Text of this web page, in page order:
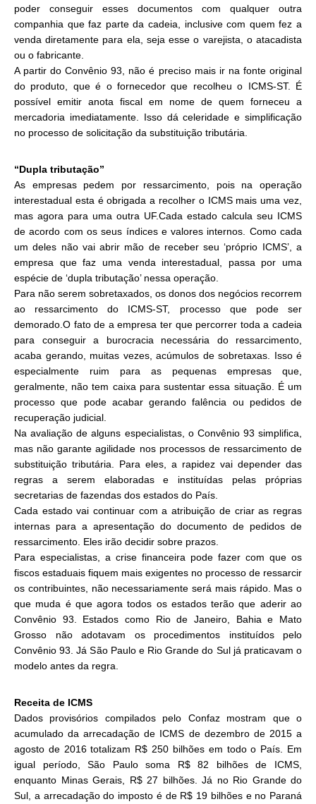
poder conseguir esses documentos com qualquer outra
companhia que faz parte da cadeia, inclusive com quem fez a
venda diretamente para ela, seja esse o varejista, o atacadista
ou o fabricante.
A partir do Convênio 93, não é preciso mais ir na fonte original
do produto, que é o fornecedor que recolheu o ICMS-ST. É
possível emitir anota fiscal em nome de quem forneceu a
mercadoria imediatamente. Isso dá celeridade e simplificação
no processo de solicitação da substituição tributária.
“Dupla tributação”
As empresas pedem por ressarcimento, pois na operação
interestadual esta é obrigada a recolher o ICMS mais uma vez,
mas agora para uma outra UF.Cada estado calcula seu ICMS
de acordo com os seus índices e valores internos. Como cada
um deles não vai abrir mão de receber seu ‘próprio ICMS’, a
empresa que faz uma venda interestadual, passa por uma
espécie de ‘dupla tributação’ nessa operação.
Para não serem sobretaxados, os donos dos negócios recorrem
ao ressarcimento do ICMS-ST, processo que pode ser
demorado.O fato de a empresa ter que percorrer toda a cadeia
para conseguir a burocracia necessária do ressarcimento,
acaba gerando, muitas vezes, acúmulos de sobretaxas. Isso é
especialmente ruim para as pequenas empresas que,
geralmente, não tem caixa para sustentar essa situação. É um
processo que pode acabar gerando falência ou pedidos de
recuperação judicial.
Na avaliação de alguns especialistas, o Convênio 93 simplifica,
mas não garante agilidade nos processos de ressarcimento de
substituição tributária. Para eles, a rapidez vai depender das
regras a serem elaboradas e instituídas pelas próprias
secretarias de fazendas dos estados do País.
Cada estado vai continuar com a atribuição de criar as regras
internas para a apresentação do documento de pedidos de
ressarcimento. Eles irão decidir sobre prazos.
Para especialistas, a crise financeira pode fazer com que os
fiscos estaduais fiquem mais exigentes no processo de ressarcir
os contribuintes, não necessariamente será mais rápido. Mas o
que muda é que agora todos os estados terão que aderir ao
Convênio 93. Estados como Rio de Janeiro, Bahia e Mato
Grosso não adotavam os procedimentos instituídos pelo
Convênio 93. Já São Paulo e Rio Grande do Sul já praticavam o
modelo antes da regra.
Receita de ICMS
Dados provisórios compilados pelo Confaz mostram que o
acumulado da arrecadação de ICMS de dezembro de 2015 a
agosto de 2016 totalizam R$ 250 bilhões em todo o País. Em
igual período, São Paulo soma R$ 82 bilhões de ICMS,
enquanto Minas Gerais, R$ 27 bilhões. Já no Rio Grande do
Sul, a arrecadação do imposto é de R$ 19 bilhões e no Paraná